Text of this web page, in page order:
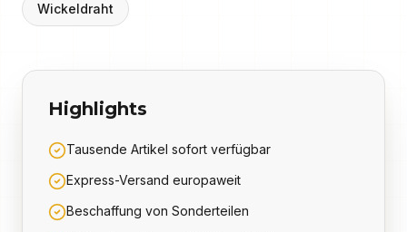
Wickeldraht
Highlights
Tausende Artikel sofort verfügbar
Express-Versand europaweit
Beschaffung von Sonderteilen